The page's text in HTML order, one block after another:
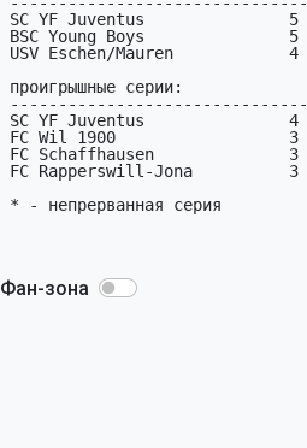
Фан-зона